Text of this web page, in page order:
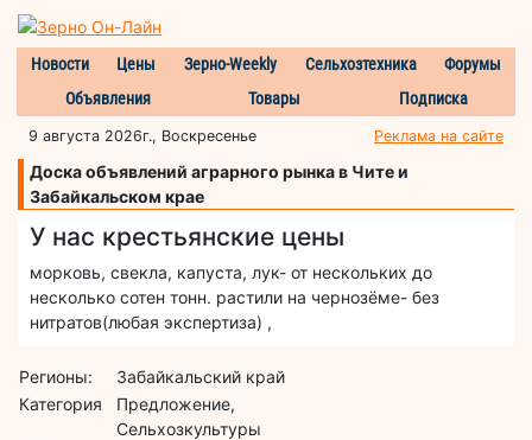
Новости Цены Зерно-Weekly Сельхозтехника
Форумы
Объявления
Товары Подписка
9 августа 2026г., Воскресенье Реклама на сайте
Доска объявлений аграрного рынка в Чите и
Забайкальском крае
У нас крестьянские цены
морковь, свекла, капуста, лук- от нескольких до
несколько сотен тонн. растили на чернозёме- без
нитратов(любая экспертиза) ,
Регионы:
Забайкальский край
Категория
Предложение,
Сельхозкультуры